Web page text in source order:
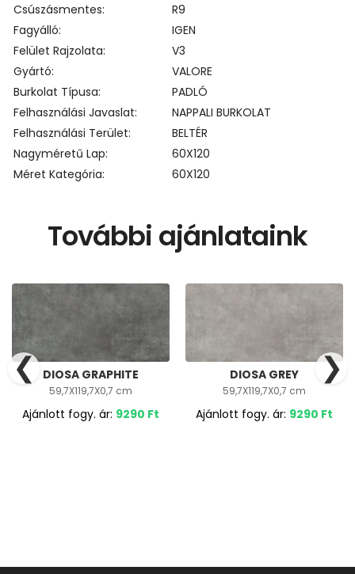
Csúszásmentes
R9
Fagyálló
IGEN
Felület Rajzolata
V3
Gyártó
VALORE
Burkolat Típusa
PADLÓ
Felhasználási Javaslat
NAPPALI BURKOLAT
Felhasználási Terület
BELTÉR
Nagyméretű Lap
60X120
Méret Kategória
60X120
További ajánlataink
DIOSA GRAPHITE
59,7X119,7X0,7 cm
Ajánlott fogy. ár: 9290 Ft
DIOSA GREY
59,7X119,7X0,7 cm
Ajánlott fogy. ár: 9290 Ft
❮ ❯